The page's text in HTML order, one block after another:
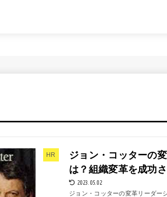
HR
ジョン・コッターの
は？組織変革を成功
2023.05.02
ジョン・コッターの変革リーダー